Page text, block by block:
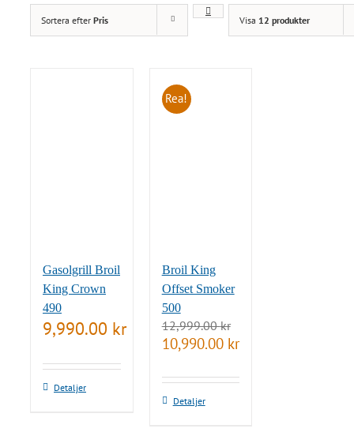
Sortera efter Pris Visa 12 produkter
Gasolgrill Broil
King Crown
490
9,990.00 kr
Detaljer
Rea!
Broil King
Offset Smoker
500
12,999.00kr
Det
ursprungliga
var:
12,999.00 kr.
10,990.00 krDet
är:
Detaljer